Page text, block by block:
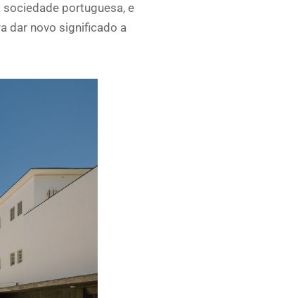
portuguesa, e
dar novo significado a